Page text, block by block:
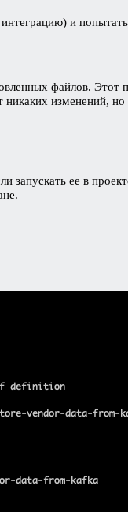
и
файлов. Этот
никаких изменений,
запускать ее в